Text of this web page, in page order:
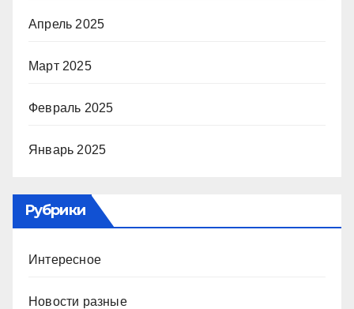
Апрель 2025
Март 2025
Февраль 2025
Январь 2025
Рубрики
Интересное
Новости разные